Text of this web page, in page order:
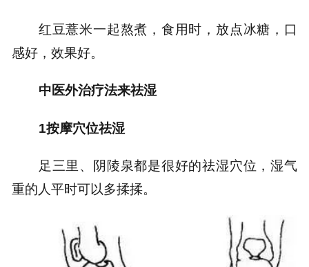
红豆薏米一起熬煮，食用时，放点冰糖，口
感好，效果好。
中医外治疗法来祛湿
1按摩穴位祛湿
足三里、阴陵泉都是很好的祛湿穴位，湿气
重的人平时可以多揉揉。